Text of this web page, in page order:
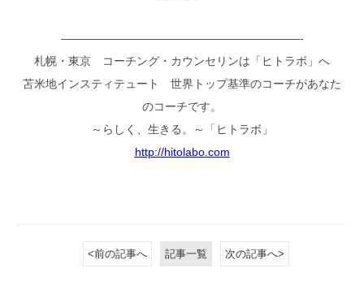
—————————————————————-
札幌・東京 コーチング・カウンセリンは「ヒトラボ」へ
苫米地インスティテュート 世界トップ基準のコーチがあなた
のコーチです。
～らしく、生きる。～「ヒトラボ」
http://hitolabo.com
<前の記事へ 記事一覧 次の記事へ>